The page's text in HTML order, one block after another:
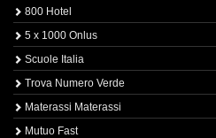
800 Hotel
5 x 1000 Onlus
Scuole Italia
Trova Numero Verde
Materassi Materassi
Mutuo Fast